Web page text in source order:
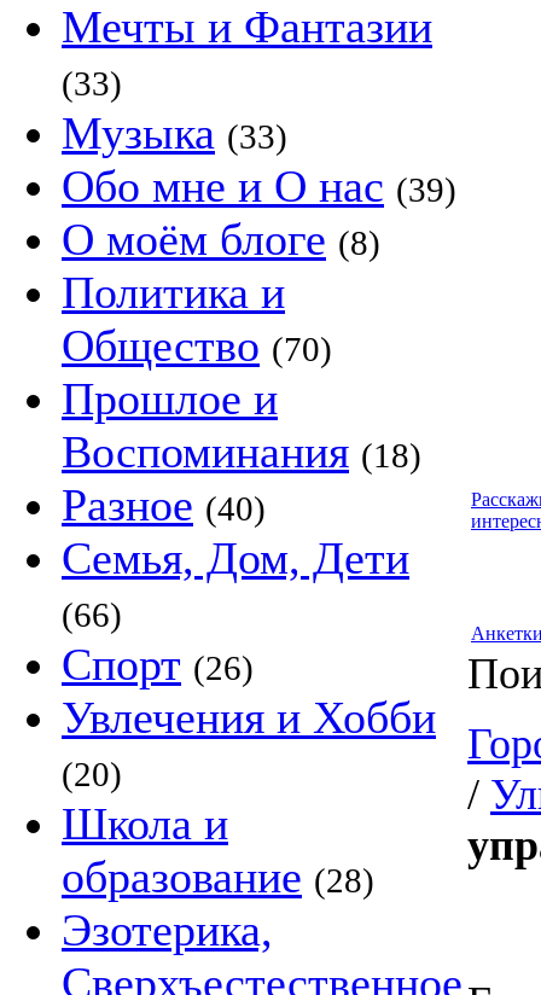
Мечты и Фантазии
(33)
Музыка (33)
Обо мне и О нас (39)
О моём блоге (8)
Политика и
Общество (70)
Прошлое и
Воспоминания (18)
Разное (40)
Семья, Дом, Дети
(66)
Спорт (26)
Увлечения и Хобби
(20)
Школа и
образование (28)
Эзотерика,
Сверхъестественное
/